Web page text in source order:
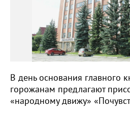
В день основания главного
горожанам предлагают
«народному движу»